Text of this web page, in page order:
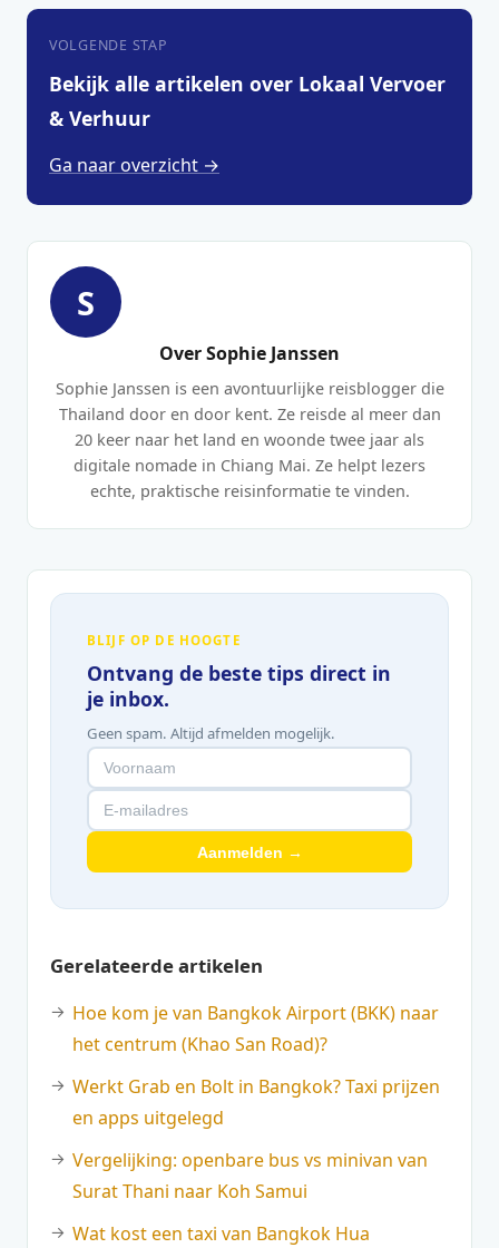
VOLGENDE STAP
Bekijk alle artikelen over Lokaal Vervoer
& Verhuur
Ga naar overzicht →
S
Over Sophie Janssen
Sophie Janssen is een avontuurlijke reisblogger die
Thailand door en door kent. Ze reisde al meer dan
20 keer naar het land en woonde twee jaar als
digitale nomade in Chiang Mai. Ze helpt lezers
echte, praktische reisinformatie te vinden.
BLIJF OP DE HOOGTE
Ontvang de beste tips direct in
je inbox.
Geen spam. Altijd afmelden mogelijk.
Aanmelden →
Gerelateerde artikelen
Hoe kom je van Bangkok Airport (BKK) naar
het centrum (Khao San Road)?
Werkt Grab en Bolt in Bangkok? Taxi prijzen
en apps uitgelegd
Vergelijking: openbare bus vs minivan van
Surat Thani naar Koh Samui
Wat kost een taxi van Bangkok Hua